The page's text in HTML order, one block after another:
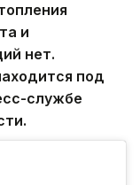
и
нет.
под
службе